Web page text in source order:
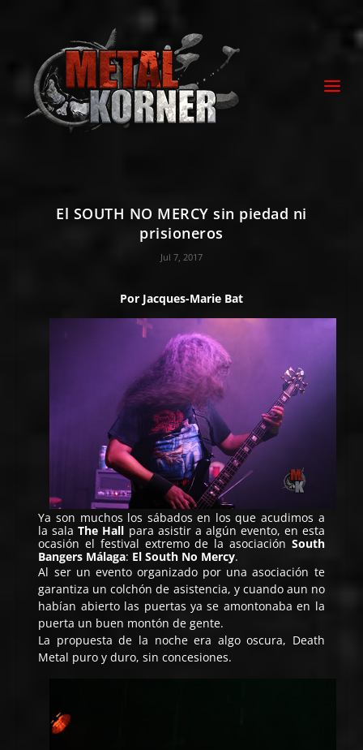
El SOUTH NO MERCY sin piedad ni
prisioneros
Jul 7, 2017
Por Jacques-Marie Bat
Ya son muchos los sábados en los que acudimos a
la salaThe Hall para asistir a algún evento, en esta
ocasión el festival extremo de la asociación South
Bangers Málaga: El South No Mercy.
Al ser un evento organizado por una asociación te
garantiza un colchón de asistencia, y cuando aun no
habían abierto las puertas ya se amontonaba en la
puerta un buen montón de gente.
La propuesta de la noche era algo oscura, Death
Metal puro y duro, sin concesiones.